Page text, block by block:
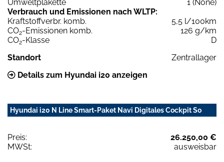
Umweltplakette
1 (None)
Verbrauch und Emissionen nach WLTP:
Kraftstoffverbr. komb.
5,5 l/100km
CO2-Emissionen komb.
126 g/km
CO2-Klasse
D
Standort
Zentrallager
Details zum Hyundai i20 anzeigen
Hyundai i20 N Line Smart-Paket Navi Digitales Cockpit So
Preis:
26.250,00 €
MWSt:
ausweisbar